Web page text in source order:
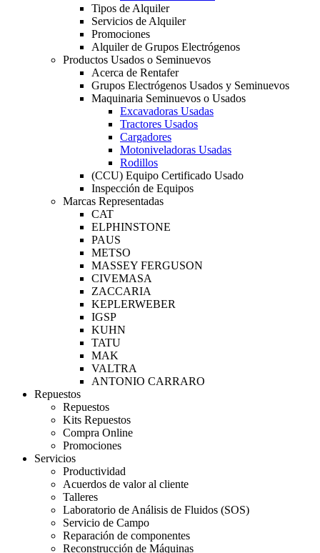
Tipos de Alquiler
Servicios de Alquiler
Promociones
Alquiler de Grupos Electrógenos
Productos Usados o Seminuevos
Acerca de Rentafer
Grupos Electrógenos Usados y Seminuevos
Maquinaria Seminuevos o Usados
Excavadoras Usadas
Tractores Usados
Cargadores
Motoniveladoras Usadas
Rodillos
(CCU) Equipo Certificado Usado
Inspección de Equipos
Marcas Representadas
CAT
ELPHINSTONE
PAUS
METSO
MASSEY FERGUSON
CIVEMASA
ZACCARIA
KEPLERWEBER
IGSP
KUHN
TATU
MAK
VALTRA
ANTONIO CARRARO
Repuestos
Repuestos
Kits Repuestos
Compra Online
Promociones
Servicios
Productividad
Acuerdos de valor al cliente
Talleres
Laboratorio de Análisis de Fluidos (SOS)
Servicio de Campo
Reparación de componentes
Reconstrucción de Máquinas